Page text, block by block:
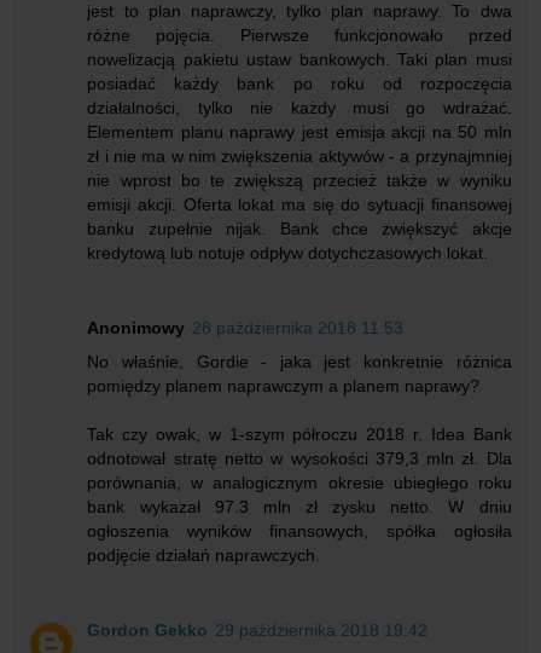
jest to plan naprawczy, tylko plan naprawy. To dwa
różne pojęcia. Pierwsze funkcjonowało przed
nowelizacją pakietu ustaw bankowych. Taki plan musi
posiadać każdy bank po roku od rozpoczęcia
działalności, tylko nie każdy musi go wdrażać.
Elementem planu naprawy jest emisja akcji na 50 mln
zł i nie ma w nim zwiększenia aktywów - a przynajmniej
nie wprost bo te zwiększą przecież także w wyniku
emisji akcji. Oferta lokat ma się do sytuacji finansowej
banku zupełnie nijak. Bank chce zwiększyć akcje
kredytową lub notuje odpływ dotychczasowych lokat.
Anonimowy 28 października 2018 11:53
No właśnie, Gordie - jaka jest konkretnie różnica
pomiędzy planem naprawczym a planem naprawy?
Tak czy owak, w 1-szym półroczu 2018 r. Idea Bank
odnotował stratę netto w wysokości 379,3 mln zł. Dla
porównania, w analogicznym okresie ubiegłego roku
bank wykazał 97.3 mln zł zysku netto. W dniu
ogłoszenia wyników finansowych, spółka ogłosiła
podjęcie działań naprawczych.
Gordon Gekko 29 października 2018 19:42